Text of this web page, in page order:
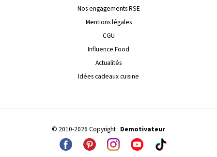
Nos engagements RSE
Mentions légales
CGU
Influence Food
Actualités
Idées cadeaux cuisine
© 2010-2026 Copyright : Demotivateur